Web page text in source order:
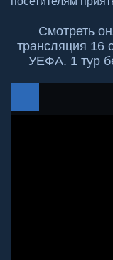
Смотреть
трансляция 16
УЕФА. 1 тур